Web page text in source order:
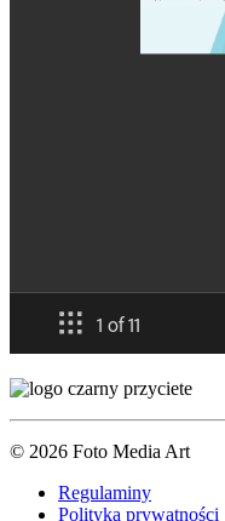
© 2026 Foto Media Art
Regulaminy
Polityka prywatności